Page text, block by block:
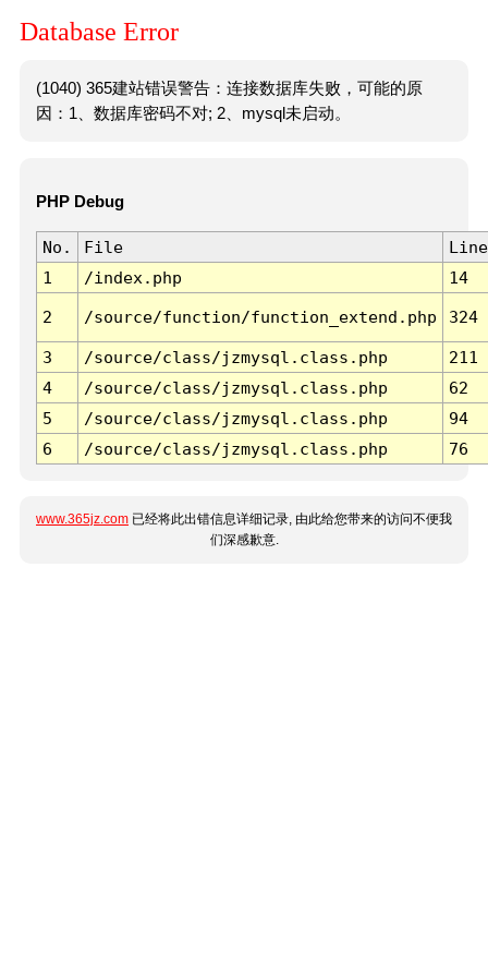
Database Error
(1040) 365建站错误警告：连接数据库失败，可能的原
因：1、数据库密码不对; 2、mysql未启动。
PHP Debug
No. File
Line
1
/index.php 14
2 /source/function/function_extend.php 324
3 /source/class/jzmysql.class.php
211
4
/source/class/jzmysql.class.php
62
5
/source/class/jzmysql.class.php
94
6
/source/class/jzmysql.class.php 76
www.365jz.com 已经将此出错信息详细记录, 由此给您带来的访问不便我
们深感歉意.